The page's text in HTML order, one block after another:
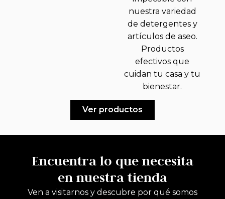
nuestra variedad
de detergentes y
artículos de aseo.
Productos
efectivos que
cuidan tu casa y tu
bienestar.
Ver productos
Encuentra lo que necesita
en nuestra tienda
Ven a visitarnos y descubre por qué somos